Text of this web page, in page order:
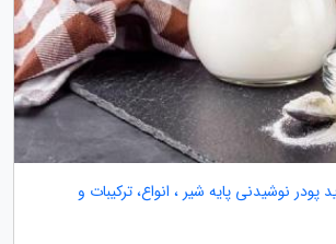
پودر نوشیدنی پایه شیر ، انواع، ترکیبات و